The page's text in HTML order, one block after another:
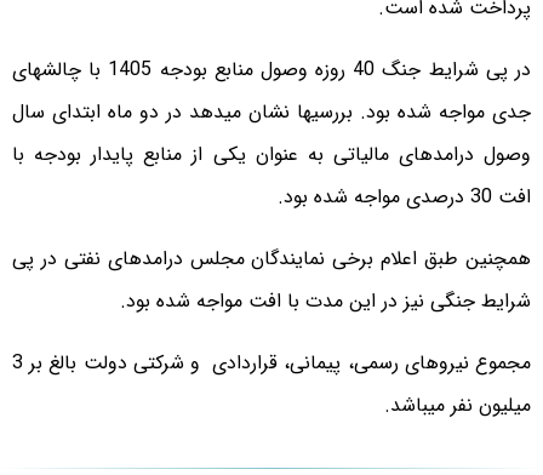
پرداخت شده است.
در پی شرایط جنگ 40 روزه وصول منابع بودجه 1405 با چالشهای
جدی مواجه شده بود. بررسیها نشان میدهد در دو ماه ابتدای سال
وصول درامدهای مالیاتی به عنوان یکی از منابع پایدار بودجه با
افت 30 درصدی مواجه شده بود.
همچنین طبق اعلام برخی نمایندگان مجلس درامدهای نفتی در پی
شرایط جنگی نیز در این مدت با افت مواجه شده بود.
مجموع نیروهای رسمی، پیمانی، قراردادی و شرکتی دولت بالغ بر 3
میلیون نفر میباشد.